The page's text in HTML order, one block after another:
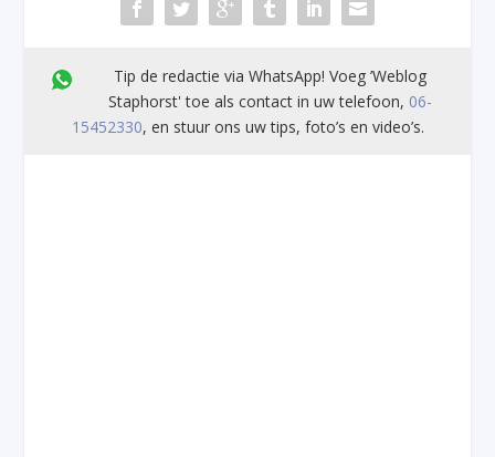
Tip de redactie via WhatsApp! Voeg ’Weblog
Staphorst' toe als contact in uw telefoon, 06-
15452330, en stuur ons uw tips, foto’s en video’s.